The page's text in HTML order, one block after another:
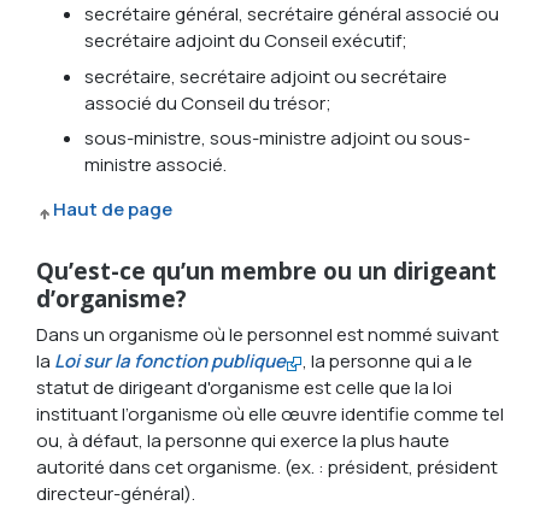
secrétaire général, secrétaire général associé ou
secrétaire adjoint du Conseil exécutif;
secrétaire, secrétaire adjoint ou secrétaire
associé du Conseil du trésor;
sous-ministre, sous-ministre adjoint ou sous-
ministre associé.
Haut de page
Qu’est-ce qu’un membre ou un dirigeant
d’organisme?
Dans un organisme où le personnel est nommé suivant
la Loi sur la fonction publique
, la personne qui a le
statut de dirigeant d'organisme est celle que la loi
instituant l’organisme où elle œuvre identifie comme tel
ou, à défaut, la personne qui exerce la plus haute
autorité dans cet organisme. (ex. : président, président
directeur-général).